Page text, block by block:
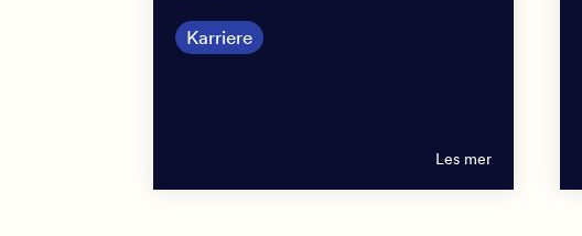
Karriere
Les mer